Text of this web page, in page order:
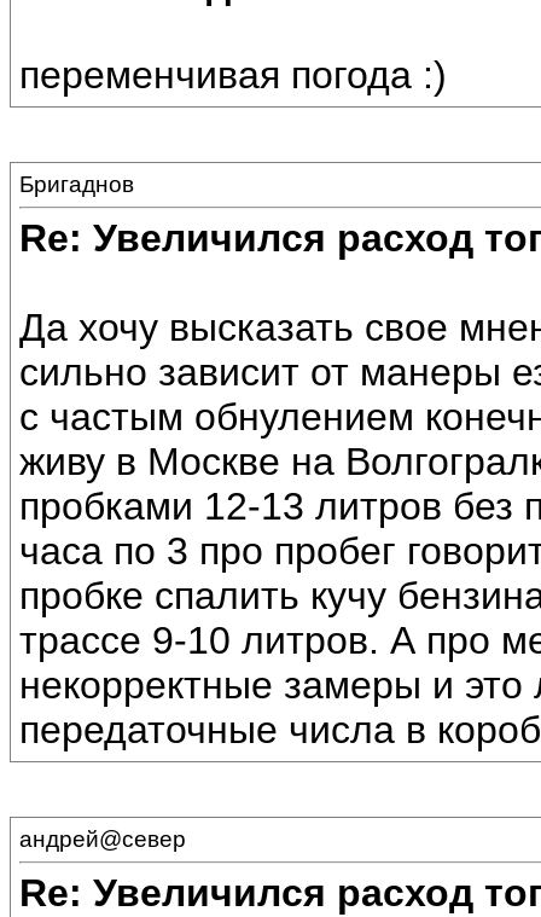
переменчивая погода :)
Бригаднов
Re: Увеличился расход
Да хочу высказать свое
сильно зависит от манеры
с частым обнулением
живу в Москве на
пробками 12-13 литров без
часа по 3 про пробег
пробке спалить кучу
трассе 9-10 литров. А про
некорректные замеры и
передаточные числа в
андрей@север
Re: Увеличился расход